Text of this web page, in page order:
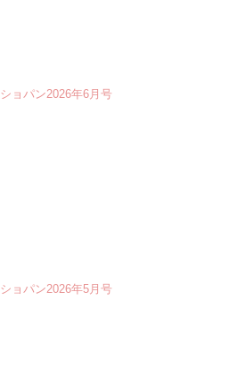
ショパン2026年6月号
ショパン2026年5月号